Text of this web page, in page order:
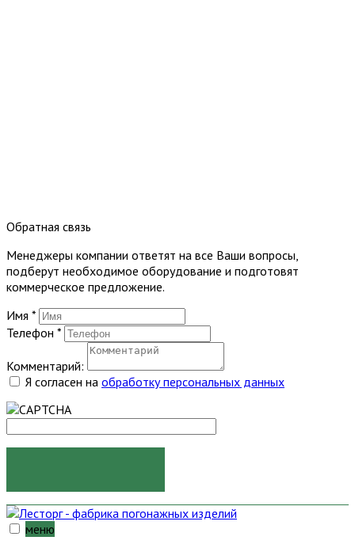
Обратная связь
Менеджеры компании ответят на все Ваши вопросы,
подберут необходимое оборудование и подготовят
коммерческое предложение.
Имя *
Телефон *
Комментарий:
Я согласен на обработку персональных данных
меню